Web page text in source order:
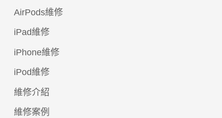
AirPods維修
iPad維修
iPhone維修
iPod維修
維修介紹
維修案例